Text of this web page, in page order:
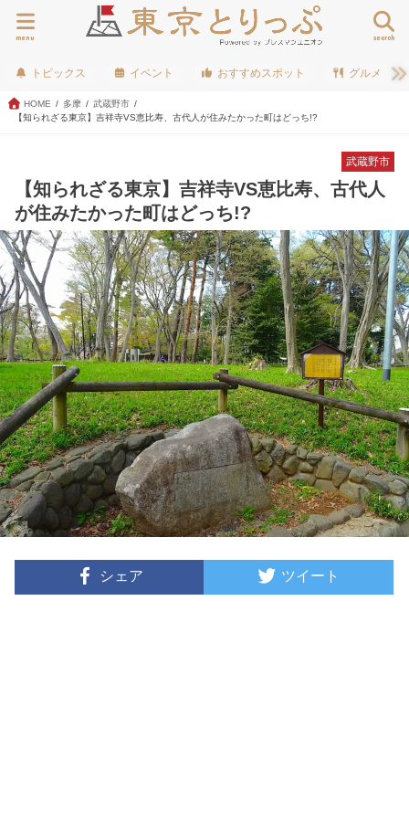
search
menu
トピックス イベント おすすめスポット グルメ
HOME 多摩
武蔵野市
【知られざる東京】吉祥寺VS恵比寿、古代人が住みたかった町はどっち!?
武蔵野市
【知られざる東京】吉祥寺VS恵比寿、古代人
が住みたかった町はどっち!?
シェア ツイート